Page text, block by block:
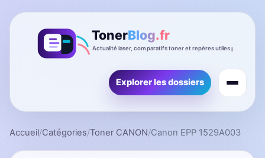
Explorer les dossiers
Accueil/Catégories/Toner CANON/Canon EPP 1529A003